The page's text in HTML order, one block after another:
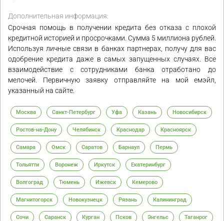
Дополнительная информация:
Срочная помощь в получении кредита без отказа с плохой
кредитной историей и просрочками. Сумма 5 миллиона рублей.
Используя личные связи в банках партнерах, получу для вас
одобрение кредита даже в самых запущенных случаях. Все
взаимодействие с сотрудниками банка отработано до
мелочей. Первичную заявку отправляйте на мой емэйл,
указанный на сайте.
Москва Санкт-Петербург Уфа Казань Новосибирск
Ростов-на-Дону Челябинск Краснодар Красноярск
Самара Омск Саратов Барнаул Пермь
Тольятти Воронеж Иркутск Екатеринбург
Волгоград Тюмень Ижевск Кемерово
Магнитогорск Новокузнецк Рязань Калининград
Сочи Саранск Курган Псков Энгельс Таганрог